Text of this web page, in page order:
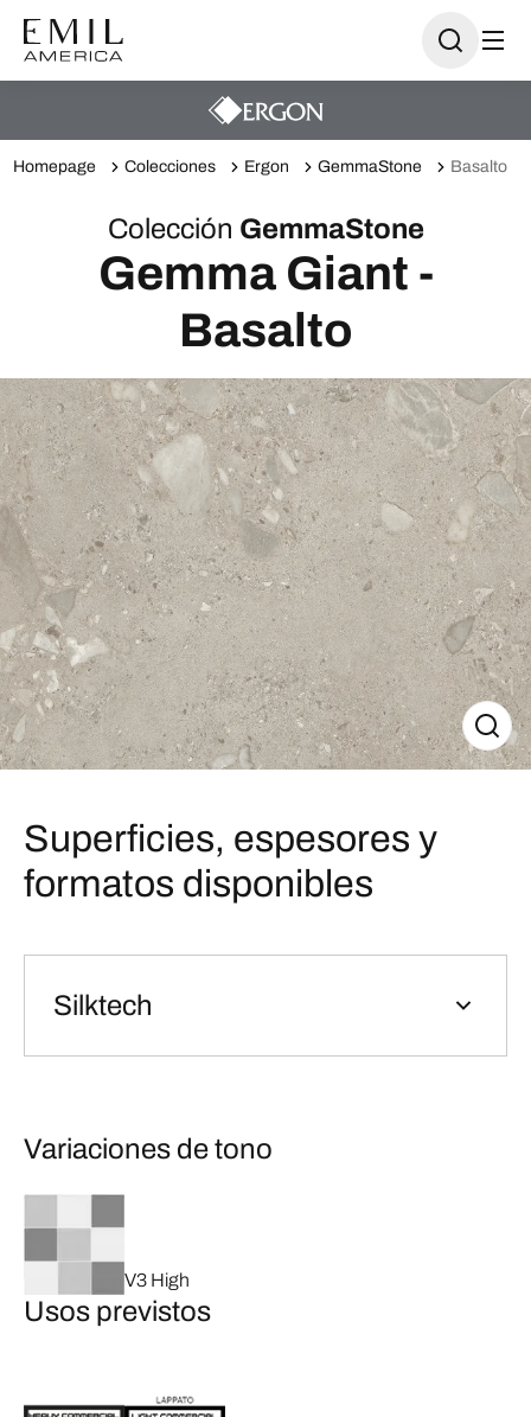
Homepage Colecciones Ergon GemmaStone Basalto
Colección GemmaStone
Gemma Giant -
Basalto
Superficies, espesores y
formatos disponibles
Silktech
Variaciones de tono
V3 High
Usos previstos